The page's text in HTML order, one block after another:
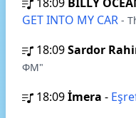
GET INTO MY CAR -
18:09Sardor
ФМ"
18:09İmera -